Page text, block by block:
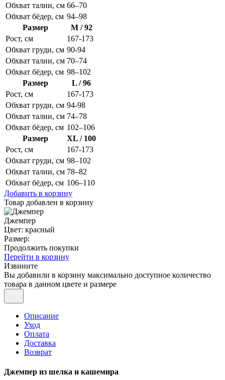
Обхват талии, см 66–70
Обхват бёдер, см 94–98
Размер
M / 92
Рост, см
167-173
Обхват груди, см 90-94
Обхват талии, см 70–74
Обхват бёдер, см 98–102
Размер
L / 96
Рост, см
167-173
Обхват груди, см 94-98
Обхват талии, см 74–78
Обхват бёдер, см 102–106
Размер
XL / 100
Рост, см
167-173
Обхват груди, см 98–102
Обхват талии, см 78–82
Обхват бёдер, см 106–110
Добавить в корзину
Товар добавлен в корзину
Джемпер
Цвет: красный
Размер:
Продолжить покупки
Перейти в корзину
Извините
Вы добавили в корзину максимально доступное количество
товара в данном цвете и размере
Описание
Уход
Оплата
Доставка
Возврат
Джемпер из шелка и кашемира